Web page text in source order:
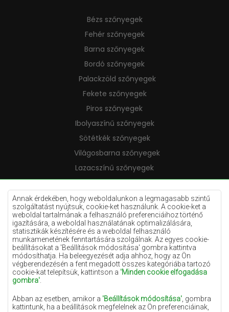
Annak érdekében, hogy weboldalunkon a legmagasabb szintű
szolgáltatást nyújtsuk, cookie-ket használunk. A cookie-ket a
weboldal tartalmának a felhasználó preferenciáihoz történő
igazítására, a weboldal használatának optimalizálására,
statisztikák készítésére és a weboldal felhasználó
munkamenetének fenntartására szolgálnak. Az egyes cookie-
beállításokat a 'Beállítások módosítása' gombra kattintva
módosíthatja. Ha beleegyezését adja ahhoz, hogy az Ön
végberendezésén a fent megadott összes kategóriába tartozó
cookie-kat telepítsük, kattintson a 'Minden cookie elfogadása
gombra'
Abban az esetben, amikor a 'Beállítások módosítása' , gombra
kattintunk, ha a beállítások megfelelnek az Ön preferenciáinak,
Bézs szőnyegek
Fehér szőnyegek
Barna szőnyegek
Bordó szőnyegek
Palackzöld szőnyegek
Fekete szőnyegek
Piros szőnyegek
Ibolyaszínű szőnyegek
Sötétkék szőnyegek
Világosbarna szőnyegek
Lazacszínű szőnyegek
Krémszínű szőnyegek
Lila szőnyegek
Sárga szőnyegek
Mentaszínű szőnyegek
Világoskék szőnyegek
Narancssárga szőnyegek
Rózsaszín szőnyegek
Terrakotta szőnyegek